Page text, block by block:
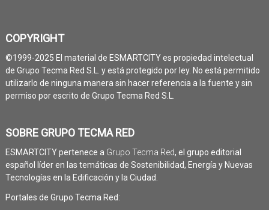
COPYRIGHT
©1999-2025 El material de ESMARTCITY es propiedad intelectual
de Grupo Tecma Red S.L. y está protegido por ley. No está permitido
utilizarlo de ninguna manera sin hacer referencia a la fuente y sin
permiso por escrito de Grupo Tecma Red S.L.
SOBRE GRUPO TECMA RED
ESMARTCITY pertenece a Grupo Tecma Red, el grupo editorial
español líder en las temáticas de Sostenibilidad, Energía y Nuevas
Tecnologías en la Edificación y la Ciudad.
Portales de Grupo Tecma Red: